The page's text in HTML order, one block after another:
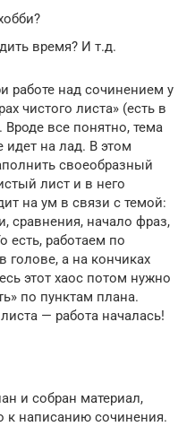
время? И т.д.
работе над сочинением у
чистого листа» (есть в
Вроде все понятно, тема
идет на лад. В этом
своеобразный
лист и в него
на ум в связи с темой:
сравнения, начало фраз,
есть, работаем по
голове, а на кончиках
этот хаос потом нужно
по пунктам плана.
— работа началась!
и собран материал,
к написанию сочинения.